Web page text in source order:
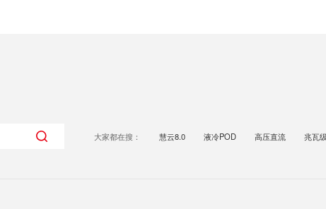
大家都在搜： 慧云8.0 液冷POD 高压直流 兆瓦